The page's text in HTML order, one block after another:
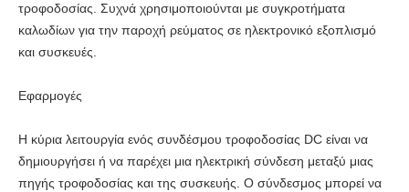
τροφοδοσίας. Συχνά χρησιμοποιούνται με συγκροτήματα
καλωδίων για την παροχή ρεύματος σε ηλεκτρονικό εξοπλισμό
και συσκευές.
Εφαρμογές
Η κύρια λειτουργία ενός συνδέσμου τροφοδοσίας DC είναι να
δημιουργήσει ή να παρέχει μια ηλεκτρική σύνδεση μεταξύ μιας
πηγής τροφοδοσίας και της συσκευής. Ο σύνδεσμος μπορεί να